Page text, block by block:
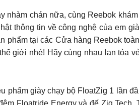
chán nữa, cùng Reebok khám
thông tin về công nghệ của em
phẩm tại các Cửa hàng Reebok
giới nhé! Hãy cùng nhau lan tỏa
giày chạy bộ FloatZig 1 lần
Floatride Energy và đế Zig